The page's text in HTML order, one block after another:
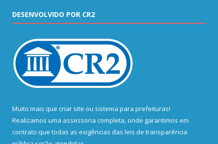
DESENVOLVIDO POR CR2
Muito mais que criar site ou sistema para prefeituras!
Realizamos uma assessoria completa, onde garantimos em
contrato que todas as exigências das leis de transparência